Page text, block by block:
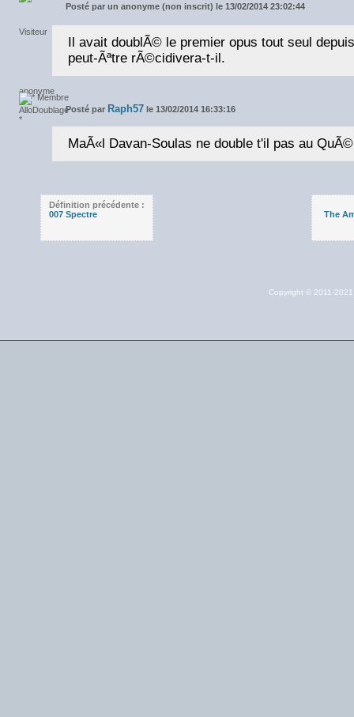
Posté par un anonyme (non inscrit) le 13/02/2014 23:02:44
Il avait doublÃ© le premier opus tout seul
peut-Ãªtre rÃ©cidivera-t-il.
Posté par Raph57 le 13/02/2014 16:33:16
MaÃ«l Davan-Soulas ne double t'il pas au
Définition précédente :
007 Spectre
The
Copyright © 2011-